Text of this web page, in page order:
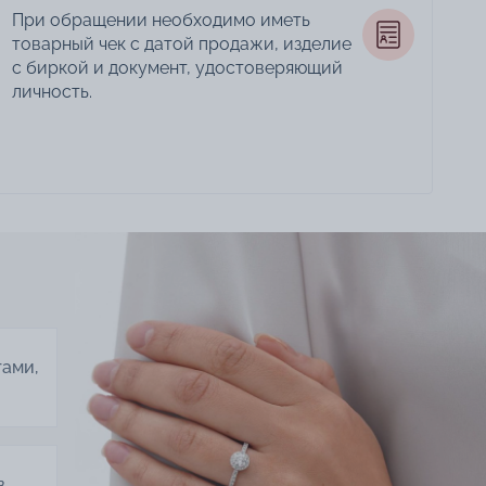
При обращении необходимо иметь
товарный чек с датой продажи, изделие
с биркой и документ, удостоверяющий
личность.